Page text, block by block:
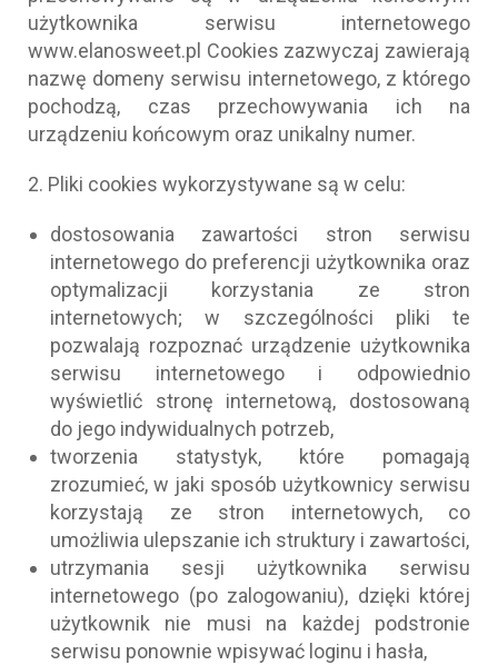
użytkownika serwisu internetowego
www.elanosweet.pl Cookies zazwyczaj zawierają
nazwę domeny serwisu internetowego, z którego
pochodzą, czas przechowywania ich na
urządzeniu końcowym oraz unikalny numer.
2. Pliki cookies wykorzystywane są w celu:
dostosowania zawartości stron serwisu
internetowego do preferencji użytkownika oraz
optymalizacji korzystania ze stron
internetowych; w szczególności pliki te
pozwalają rozpoznać urządzenie użytkownika
serwisu internetowego i odpowiednio
wyświetlić stronę internetową, dostosowaną
do jego indywidualnych potrzeb,
tworzenia statystyk, które pomagają
zrozumieć, w jaki sposób użytkownicy serwisu
korzystają ze stron internetowych, co
umożliwia ulepszanie ich struktury i zawartości,
utrzymania sesji użytkownika serwisu
internetowego (po zalogowaniu), dzięki której
użytkownik nie musi na każdej podstronie
serwisu ponownie wpisywać loginu i hasła,